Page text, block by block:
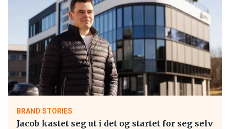
BRAND STORIES
Jacob kastet seg ut i det og startet for seg selv